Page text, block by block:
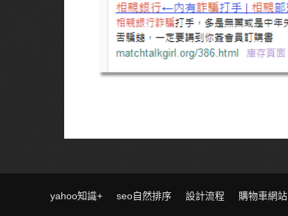
yahoo知識+ seo自然排序 設計流程 購物車網站